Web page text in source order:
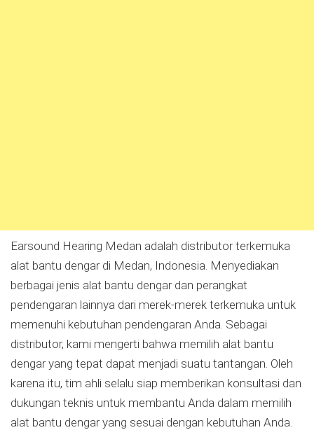
Earsound Hearing Medan adalah distributor terkemuka
alat bantu dengar di Medan, Indonesia. Menyediakan
berbagai jenis alat bantu dengar dan perangkat
pendengaran lainnya dari merek-merek terkemuka untuk
memenuhi kebutuhan pendengaran Anda. Sebagai
distributor, kami mengerti bahwa memilih alat bantu
dengar yang tepat dapat menjadi suatu tantangan. Oleh
karena itu, tim ahli selalu siap memberikan konsultasi dan
dukungan teknis untuk membantu Anda dalam memilih
alat bantu dengar yang sesuai dengan kebutuhan Anda.